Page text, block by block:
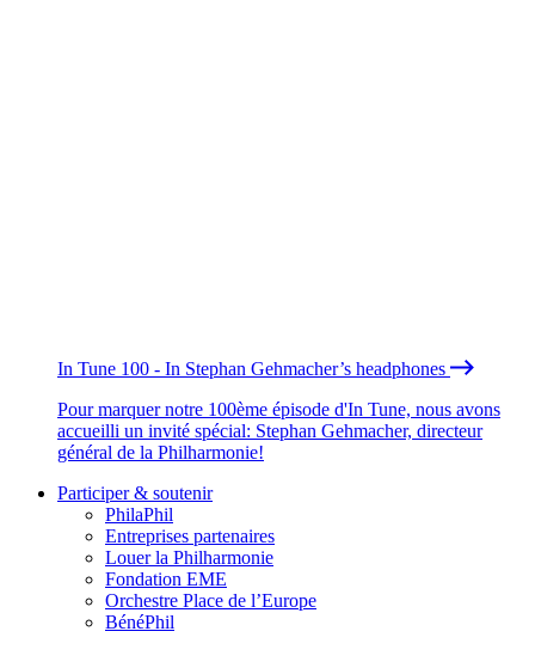
In Tune 100 - In Stephan Gehmacher’s headphones
Pour marquer notre 100ème épisode d'In Tune, nous avons
accueilli un invité spécial: Stephan Gehmacher, directeur
général de la Philharmonie!
Participer & soutenir
PhilaPhil
Entreprises partenaires
Louer la Philharmonie
Fondation EME
Orchestre Place de l’Europe
BénéPhil